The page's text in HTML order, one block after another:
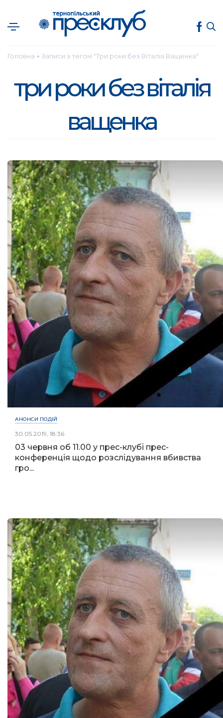
Головна ● Записи з тегом "Три роки без Віталія Ващенка"
три роки без віталія
ващенка
АНОНСИ ПОДІЙ
30.05.2019, 18:36
03 червня об 11.00 у прес-клубі прес-
конференція щодо розслідування вбивства
гро...